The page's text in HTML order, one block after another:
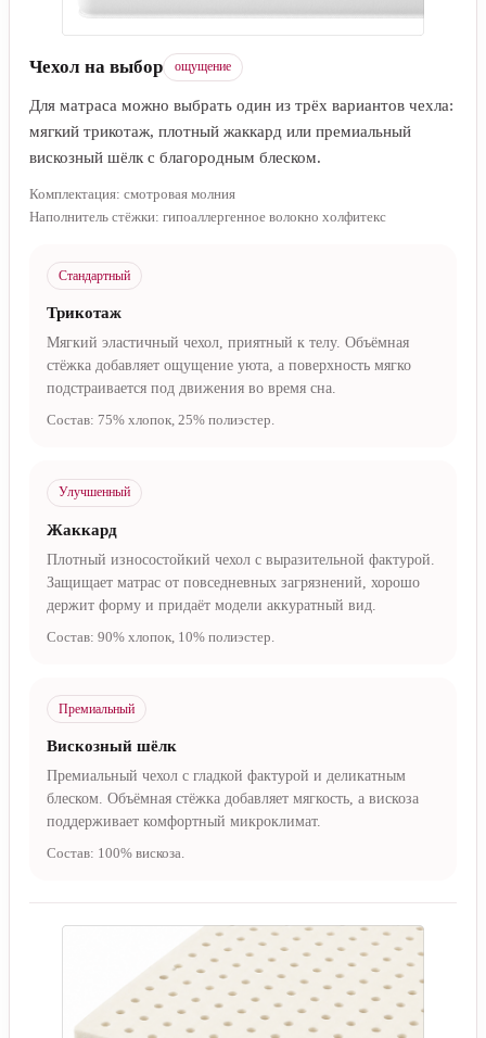
Чехол на выбор ощущение
Для матраса можно выбрать один из трёх вариантов чехла:
мягкий трикотаж, плотный жаккард или премиальный
вискозный шёлк с благородным блеском.
Комплектация: смотровая молния
Наполнитель стёжки: гипоаллергенное волокно холфитекс
Стандартный
Трикотаж
Мягкий эластичный чехол, приятный к телу. Объёмная
стёжка добавляет ощущение уюта, а поверхность мягко
подстраивается под движения во время сна.
Состав: 75% хлопок, 25% полиэстер.
Улучшенный
Жаккард
Плотный износостойкий чехол с выразительной фактурой.
Защищает матрас от повседневных загрязнений, хорошо
держит форму и придаёт модели аккуратный вид.
Состав: 90% хлопок, 10% полиэстер.
Премиальный
Вискозный шёлк
Премиальный чехол с гладкой фактурой и деликатным
блеском. Объёмная стёжка добавляет мягкость, а вискоза
поддерживает комфортный микроклимат.
Состав: 100% вискоза.